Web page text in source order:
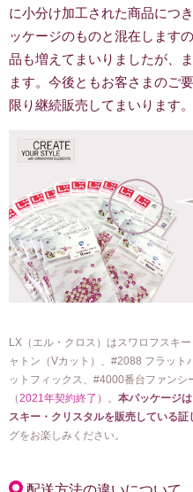
に小分け加工された商品につ
ッケージのものと混在します
品も増えてまいりましたが、
ます。今後ともお客さまのご
限り継続販売してまいります。
LX（エル・クロス）はスワロフスキ
ャトン（Vカット）、#2088 フラッ
ットフィックス、#4000番台ファンシ
（2021年契約終了） 。 本パッケージ
スキー・クリスタルを販売している証
グをお楽しみください。